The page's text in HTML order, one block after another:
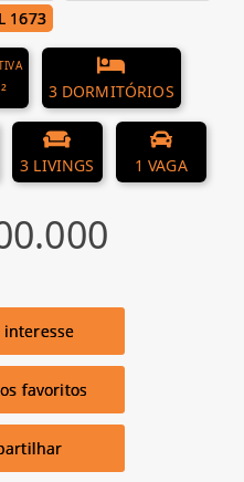
1673
3 DORMITÓRIOS
3 LIVINGS 1 VAGA
interesse
favoritos